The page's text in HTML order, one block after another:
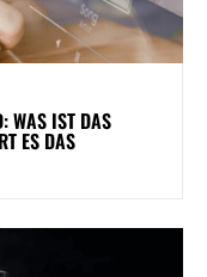
WAS IST DAS
ES DAS